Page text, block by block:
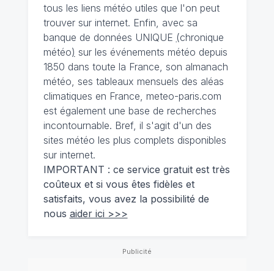
tous les liens météo utiles que l'on peut
trouver sur internet. Enfin, avec sa
banque de données UNIQUE (chronique
météo) sur les événements météo depuis
1850 dans toute la France, son almanach
météo, ses tableaux mensuels des aléas
climatiques en France, meteo-paris.com
est également une base de recherches
incontournable. Bref, il s'agit d'un des
sites météo les plus complets disponibles
sur internet.
IMPORTANT : ce service gratuit est très
coûteux et si vous êtes fidèles et
satisfaits, vous avez la possibilité de
nous aider ici >>>